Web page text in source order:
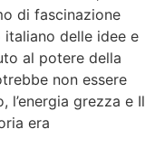
di fascinazione
delle idee e
al potere della
non essere
grezza e Il
era